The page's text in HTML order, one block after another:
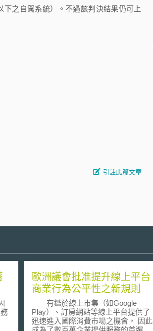
之自駕系統）。不過該判決結果仍可上
引註此篇文章
歐洲議會批准提升線上平台
商業行為公平性之新規則
有鑑於線上市集（如Google
Play）、訂房網站等線上平台提供了
迅速進入國際消費市場之機會， 因此